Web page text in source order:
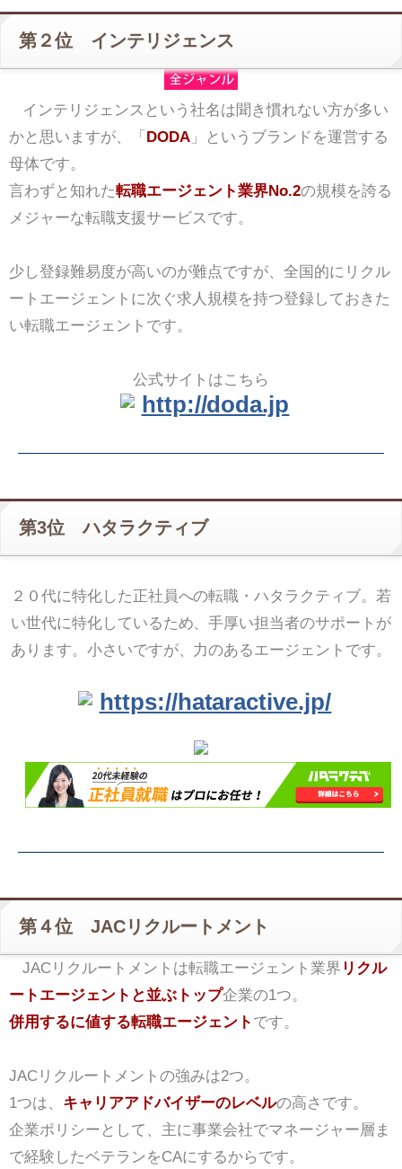
第２位 インテリジェンス
インテリジェンスという社名は聞き慣れない方が多い
かと思いますが、「 DODA」というブランドを運営する
母体です。
言わずと知れた転職エージェント業界No.2の規模を誇る
メジャーな転職支援サービスです。
少し登録難易度が高いのが難点ですが、全国的にリクル
ートエージェントに次ぐ求人規模を持つ登録しておきた
い転職エージェントです。
公式サイトはこちら
http://doda.jp
第3位 ハタラクティブ
２０代に特化した正社員への転職・ハタラクティブ。若
い世代に特化しているため、手厚い担当者のサポートが
あります。小さいですが、力のあるエージェントです。
https://hataractive.jp/
第４位 JACリクルートメント
JACリクルートメントは転職エージェント業界 リクル
ートエージェントと並ぶトップ企業の1つ。
併用するに値する転職エージェント です。
JACリクルートメントの強みは2つ。
1つは、 キャリアアドバイザーのレベルの高さです。
企業ポリシーとして、主に事業会社でマネージャー層ま
で経験したベテランをCAにするからです。